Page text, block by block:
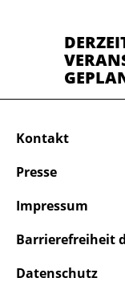
Kontakt
Presse
Impressum
Barrierefreiheit
Datenschutz